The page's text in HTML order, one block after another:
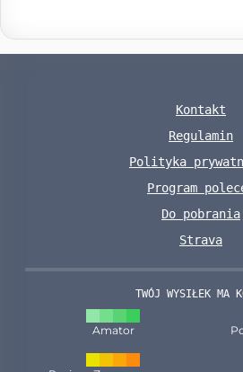
Kontakt
Regulamin
Polityka
Program
Do pobrania
Strava
TWÓJ WYSIŁEK MA
Amator